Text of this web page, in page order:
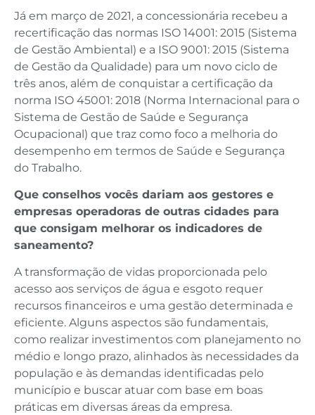
Já em março de 2021, a concessionária recebeu a
recertificação das normas ISO 14001: 2015 (Sistema
de Gestão Ambiental) e a ISO 9001: 2015 (Sistema
de Gestão da Qualidade) para um novo ciclo de
três anos, além de conquistar a certificação da
norma ISO 45001: 2018 (Norma Internacional para o
Sistema de Gestão de Saúde e Segurança
Ocupacional) que traz como foco a melhoria do
desempenho em termos de Saúde e Segurança
do Trabalho.
Que conselhos vocês dariam aos gestores e
empresas operadoras de outras cidades para
que consigam melhorar os indicadores de
saneamento?
A transformação de vidas proporcionada pelo
acesso aos serviços de água e esgoto requer
recursos financeiros e uma gestão determinada e
eficiente. Alguns aspectos são fundamentais,
como realizar investimentos com planejamento no
médio e longo prazo, alinhados às necessidades da
população e às demandas identificadas pelo
município e buscar atuar com base em boas
práticas em diversas áreas da empresa.